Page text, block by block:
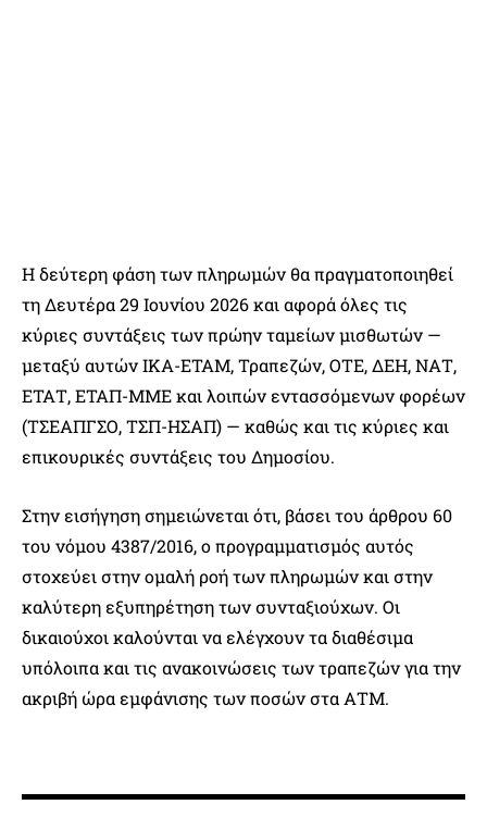
Η δεύτερη φάση των πληρωμών θα πραγματοποιηθεί
τη Δευτέρα 29 Ιουνίου 2026 και αφορά όλες τις
κύριες συντάξεις των πρώην ταμείων μισθωτών —
μεταξύ αυτών ΙΚΑ-ΕΤΑΜ, Τραπεζών, ΟΤΕ, ΔΕΗ, ΝΑΤ,
ΕΤΑΤ, ΕΤΑΠ-ΜΜΕ και λοιπών εντασσόμενων φορέων
(ΤΣΕΑΠΓΣΟ, ΤΣΠ-ΗΣΑΠ) — καθώς και τις κύριες και
επικουρικές συντάξεις του Δημοσίου.
Στην εισήγηση σημειώνεται ότι, βάσει του άρθρου 60
του νόμου 4387/2016, ο προγραμματισμός αυτός
στοχεύει στην ομαλή ροή των πληρωμών και στην
καλύτερη εξυπηρέτηση των συνταξιούχων. Οι
δικαιούχοι καλούνται να ελέγχουν τα διαθέσιμα
υπόλοιπα και τις ανακοινώσεις των τραπεζών για την
ακριβή ώρα εμφάνισης των ποσών στα ΑΤΜ.